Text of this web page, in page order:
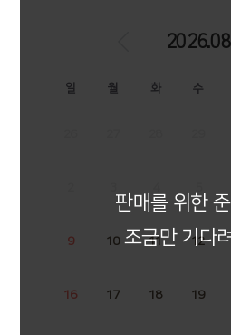
2026.08
일 월 화 수
9 10 11 12
16 17 18 19
판매를 위한
조금만 기다